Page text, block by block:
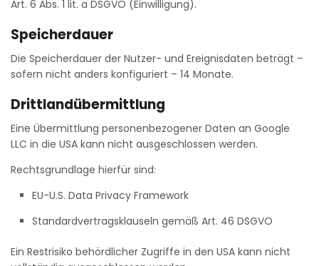
Art. 6 Abs. 1 lit. a DSGVO (Einwilligung).
Speicherdauer
Die Speicherdauer der Nutzer- und Ereignisdaten beträgt –
sofern nicht anders konfiguriert – 14 Monate.
Drittlandübermittlung
Eine Übermittlung personenbezogener Daten an Google
LLC in die USA kann nicht ausgeschlossen werden.
Rechtsgrundlage hierfür sind:
EU-U.S. Data Privacy Framework
Standardvertragsklauseln gemäß Art. 46 DSGVO
Ein Restrisiko behördlicher Zugriffe in den USA kann nicht